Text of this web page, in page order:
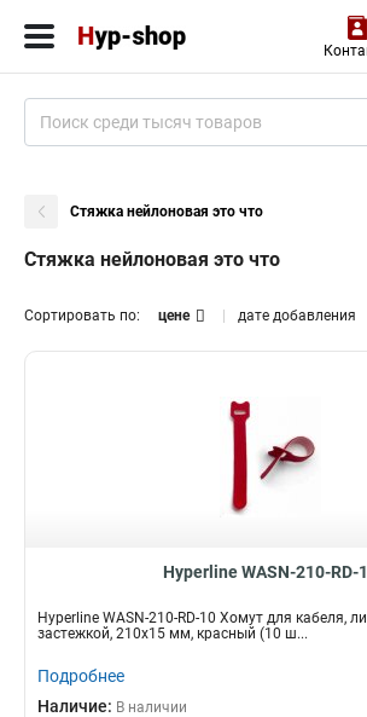
Стяжка нейлоновая это что
Стяжка нейлоновая это что
Сортировать по: цене дате добавления
Hyperline WASN-210-RD-
Hyperline WASN-210-RD-10 Хомут для кабеля,
застежкой, 210x15 мм, красный (10 ш...
Подробнее
Наличие: В наличии